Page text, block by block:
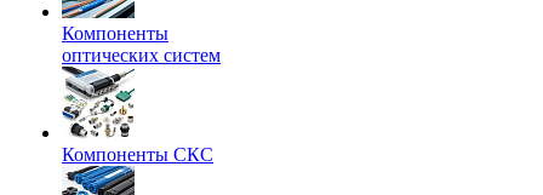
Компоненты
оптических систем
Компоненты СКС